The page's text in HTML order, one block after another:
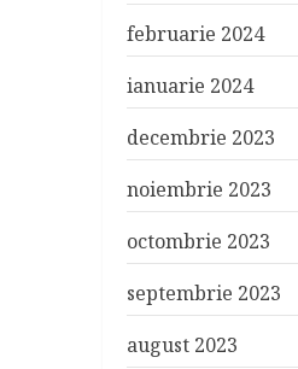
februarie 2024
ianuarie 2024
decembrie 2023
noiembrie 2023
octombrie 2023
septembrie 2023
august 2023